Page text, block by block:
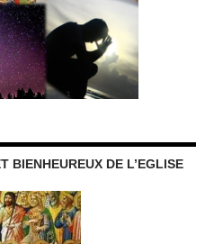
BIENHEUREUX DE L’EGLISE